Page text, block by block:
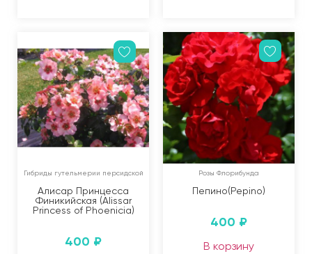
Гибриды гутельмерии персидской
Алисар Принцесса
Финикийская (Alissar
Princess of Phoenicia)
400 ₽
Розы Флорибунда
Пепино(Pepino)
400 ₽
В корзину